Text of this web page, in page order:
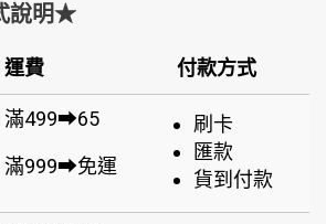
說明★
運費 付款方式
滿499➡65
滿999➡免運
刷卡
匯款
貨到付款